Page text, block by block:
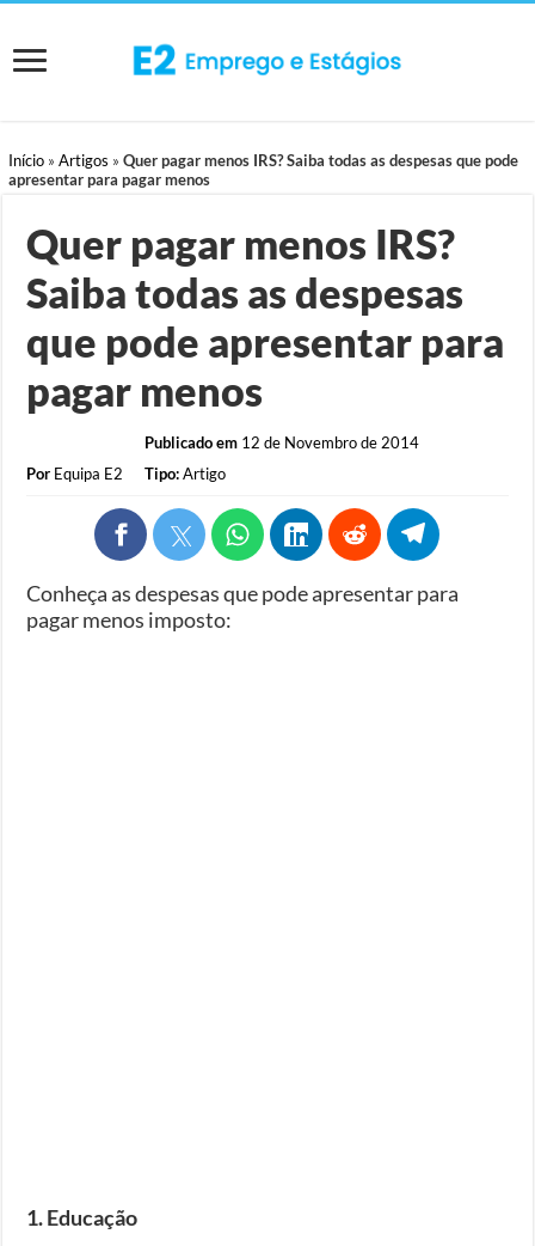
Início »Artigos »Quer pagar menos IRS? Saiba todas as despesas que pode
apresentar para pagar menos
Quer pagar menos IRS?
Saiba todas as despesas
que pode apresentar para
pagar menos
Por Equipa E2
Publicado em 12 de Novembro de 2014
Tipo: Artigo
Conheça as despesas que pode apresentar para
pagar menos imposto:
1. Educação